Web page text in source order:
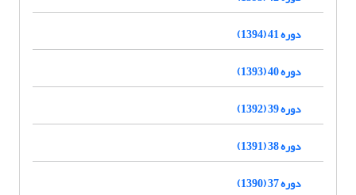
دوره 41 (1394)
دوره 40 (1393)
دوره 39 (1392)
دوره 38 (1391)
دوره 37 (1390)